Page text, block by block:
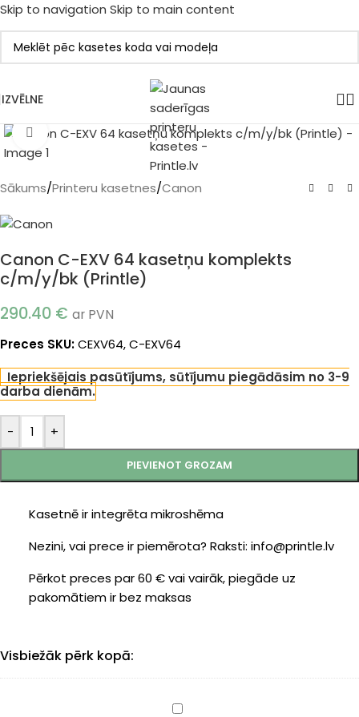
Skip to navigation Skip to main content
IZVĒLNE
Klikšķiniet, lai palielinātu
Sākums/Printeru kasetnes/Canon
Canon C-EXV 64 kasetņu komplekts
c/m/y/bk (Printle)
290.40 € ar PVN
Preces SKU:CEXV64, C-EXV64
Iepriekšējais pasūtījums, sūtījumu piegādāsim no 3-9
darba dienām.
- +
PIEVIENOT GROZAM
Kasetnē ir integrēta mikroshēma
Nezini, vai prece ir piemērota? Raksti: info@printle.lv
Pērkot preces par 60 € vai vairāk, piegāde uz
pakomātiem ir bez maksas
Visbiežāk pērk kopā:
Canon